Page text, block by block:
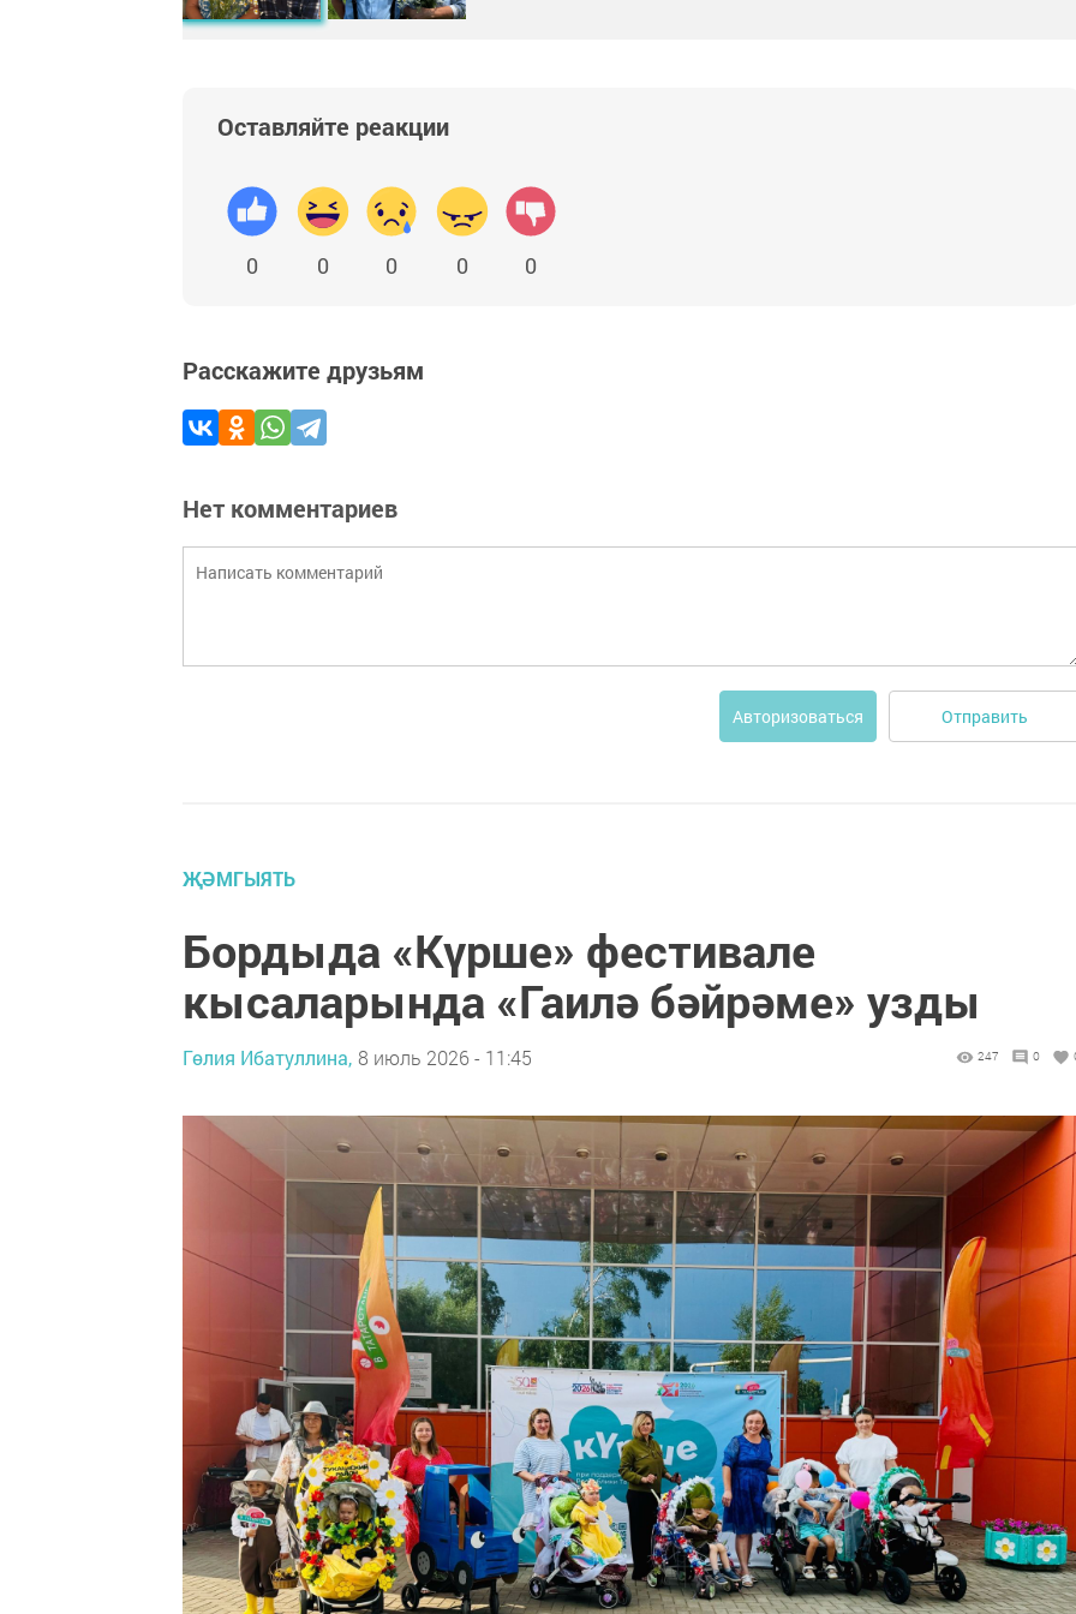
Оставляйте реакции
0 0 0 0 0
Расскажите друзьям
Нет комментариев
Авторизоваться Отправить
ҖӘМГЫЯТЬ
Бордыда «Күрше» фестивале
кысаларында «Гаилә бәйрәме» узды
Гөлия Ибатуллина, 8 июль 2026 - 11:45 247 0